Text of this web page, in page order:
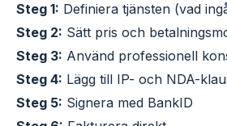
Steg 1: Definiera tjänsten (vad
Steg 2: Sätt pris och
Steg 3: Använd professionell
Steg 4: Lägg till IP- och NDA-
Steg 5: Signera med BankID